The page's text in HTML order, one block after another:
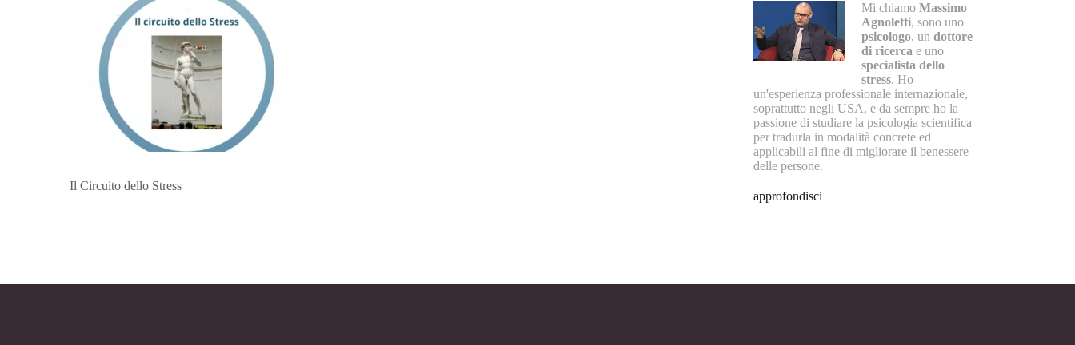
Il Circuito dello Stress
Mi chiamoMassimo
Agnoletti, sono uno
psicologo, undottore
di ricerca e uno
specialista dello
stress. Ho
un'esperienza professionale internazionale,
soprattutto negli USA, e da sempre ho la
passione di studiare la psicologia scientifica
per tradurla in modalità concrete ed
applicabili al fine di migliorare il benessere
delle persone.
approfondisci